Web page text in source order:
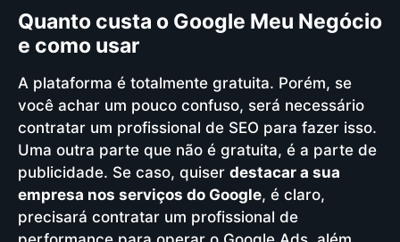
Quanto custa o Google Meu Negócio
e como usar
A plataforma é totalmente gratuita. Porém, se
você achar um pouco confuso, será necessário
contratar um profissional de SEO para fazer isso.
Uma outra parte que não é gratuita, é a parte de
publicidade. Se caso, quiser destacar a sua
empresa nos serviços do Google, é claro,
precisará contratar um profissional de